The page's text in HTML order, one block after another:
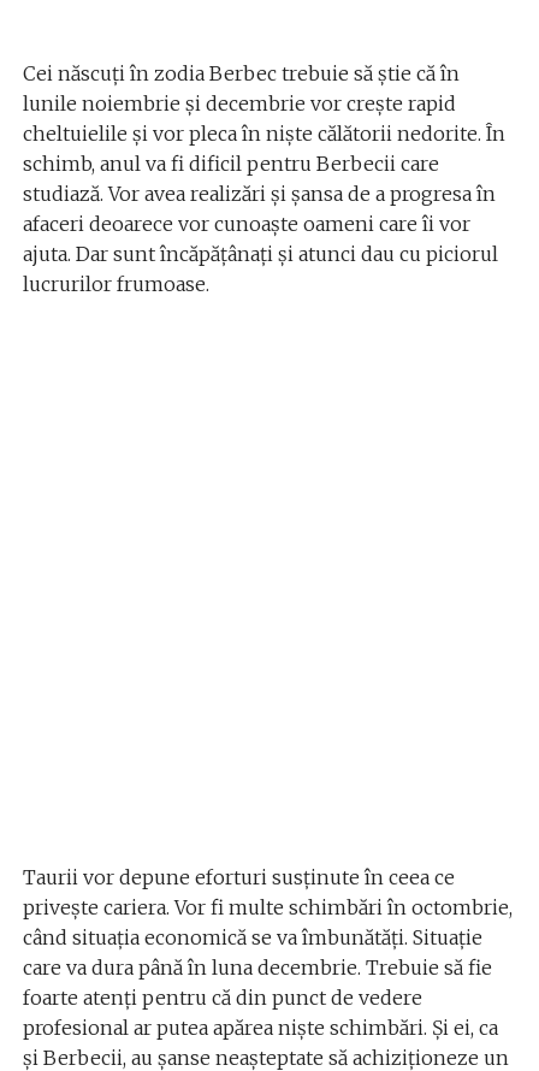
Cei născuți în zodia Berbec trebuie să știe că în
lunile noiembrie și decembrie vor crește rapid
cheltuielile și vor pleca în niște călătorii nedorite. În
schimb, anul va fi dificil pentru Berbecii care
studiază. Vor avea realizări și șansa de a progresa în
afaceri deoarece vor cunoaște oameni care îi vor
ajuta. Dar sunt încăpățânați și atunci dau cu piciorul
lucrurilor frumoase.
Taurii vor depune eforturi susținute în ceea ce
privește cariera. Vor fi multe schimbări în octombrie,
când situația economică se va îmbunătăți. Situație
care va dura până în luna decembrie. Trebuie să fie
foarte atenți pentru că din punct de vedere
profesional ar putea apărea niște schimbări. Și ei, ca
și Berbecii, au șanse neașteptate să achiziționeze un